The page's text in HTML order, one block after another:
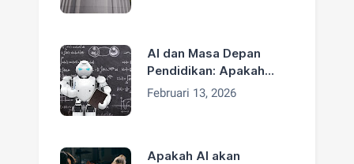
AI dan Masa Depan
Pendidikan: Apakah
Guru Akan Tergantikan?
Februari 13, 2026
Apakah AI akan